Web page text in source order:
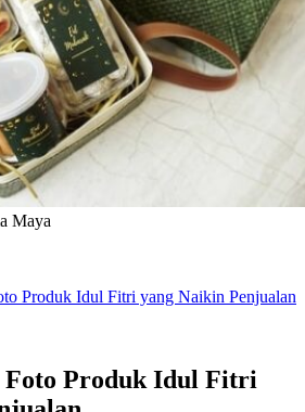
Maya
Produk Idul Fitri yang Naikin Penjualan
Foto Produk Idul Fitri